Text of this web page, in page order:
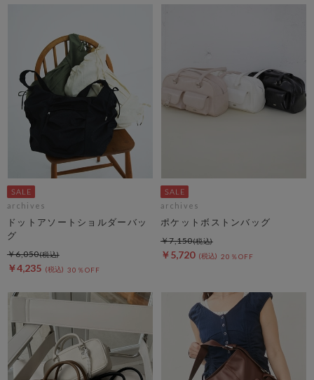
archives
ドットアソートショルダーバッ
グ
￥4,235 30％OFF
￥6,050
archives
ポケットボストンバッグ
￥5,720 20％OFF
￥7,150